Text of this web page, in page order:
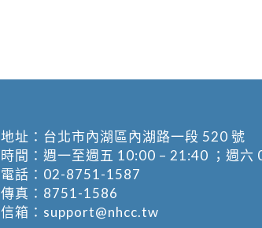
地址： 台北市內湖區內湖路一段 520 號
時間：週一至週五 10:00 – 21:40 ；週六
電話： 02-8751-1587
傳真：8751-1586
信箱： support@nhcc.tw